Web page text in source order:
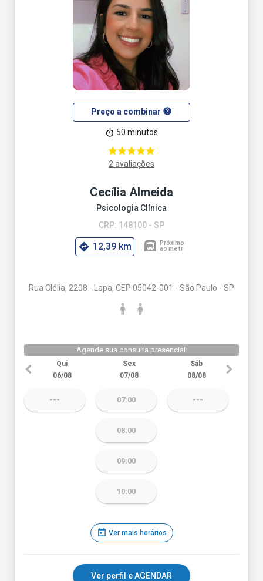
Preço a combinar help
50 minutos
2 avaliações
Cecília Almeida
Psicologia Clínica
CRP: 148100 - SP
12,39 km
Rua Clélia, 2208 - Lapa, CEP 05042-001 - São Paulo - SP
Agende sua consulta presencial:
Qui
06/08
Sex
07/08
Sáb
08/08
--- 07:00
08:00
09:00
10:00
---
today Ver mais horários
Ver perfil e AGENDAR